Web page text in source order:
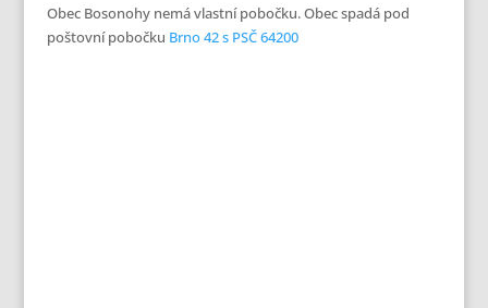
Obec Bosonohy nemá vlastní pobočku. Obec spadá pod
poštovní pobočku Brno 42 s PSČ 64200